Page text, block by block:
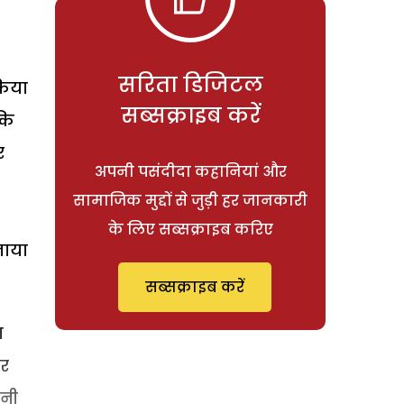
सरिता डिजिटल
सब्सक्राइब करें
अपनी पसंदीदा कहानियां और
सामाजिक मुद्दों से जुड़ी हर जानकारी
के लिए सब्सक्राइब करिए
सब्सक्राइब करें